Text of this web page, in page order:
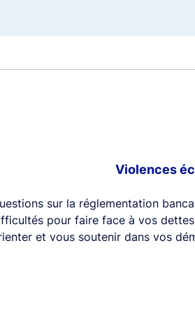
Violences
sur la réglementation
pour faire face à vos
et vous soutenir dans vos